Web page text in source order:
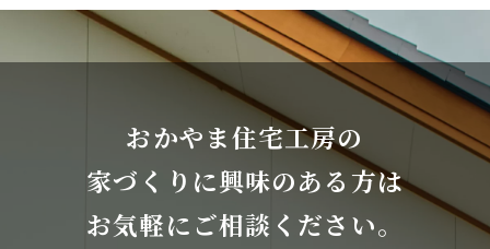
おかやま住宅工房の
家づくりに興味のある方は
お気軽にご相談ください。